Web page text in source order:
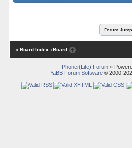
« Board Index ‹ Board
Phoner(Lite) Forum»
YaBB Forum Software© 2000-